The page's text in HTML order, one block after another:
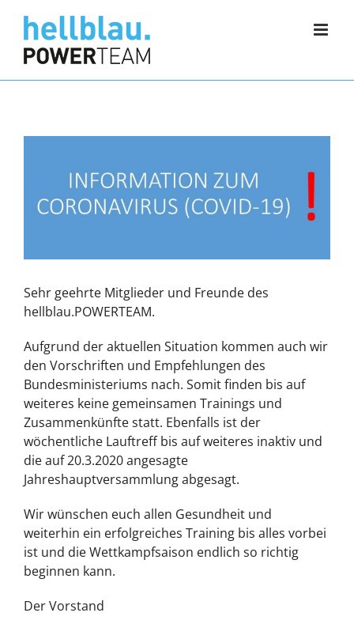
Inhalt
springen
Sehr geehrte Mitglieder und Freunde des
hellblau.POWERTEAM.
Aufgrund der aktuellen Situation kommen auch wir
den Vorschriften und Empfehlungen des
Bundesministeriums nach. Somit finden bis auf
weiteres keine gemeinsamen Trainings und
Zusammenkünfte statt. Ebenfalls ist der
wöchentliche Lauftreff bis auf weiteres inaktiv und
die auf 20.3.2020 angesagte
Jahreshauptversammlung abgesagt.
Wir wünschen euch allen Gesundheit und
weiterhin ein erfolgreiches Training bis alles vorbei
ist und die Wettkampfsaison endlich so richtig
beginnen kann.
Der Vorstand